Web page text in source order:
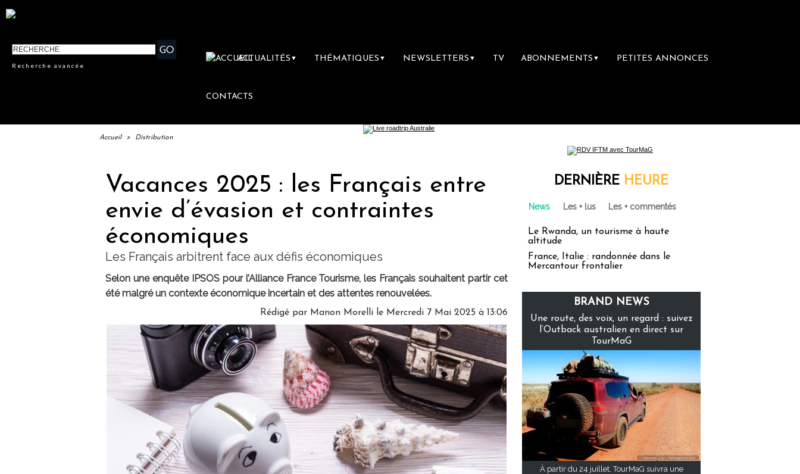
Recherche avancée
ACTUALITÉS ▼ THÉMATIQUES ▼ NEWSLETTERS ▼ TV ABONNEMENTS ▼ PETITES ANNONCES
CONTACTS
Accueil > Distribution
Vacances 2025 : les Français entre
envie d’évasion et contraintes
économiques
Les Français arbitrent face aux défis économiques
Selon une enquête IPSOS pour l’Alliance France Tourisme, les Français souhaitent partir cet
été malgré un contexte économique incertain et des attentes renouvelées.
Rédigé par Manon Morelli le Mercredi 7 Mai 2025 à 13:06
DERNIÈRE HEURE
News Les + lus Les + commentés
Le Rwanda, un tourisme à haute
altitude
France, Italie : randonnée dans le
Mercantour frontalier
BRAND NEWS
Une route, des voix, un regard : suivez
l’Outback australien en direct sur
TourMaG
À partir du 24 juillet, TourMaG suivra une